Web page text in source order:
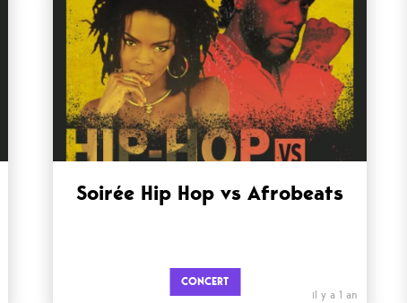
Soirée Hip Hop vs Afrobeats
CONCERT
il y a 1 an